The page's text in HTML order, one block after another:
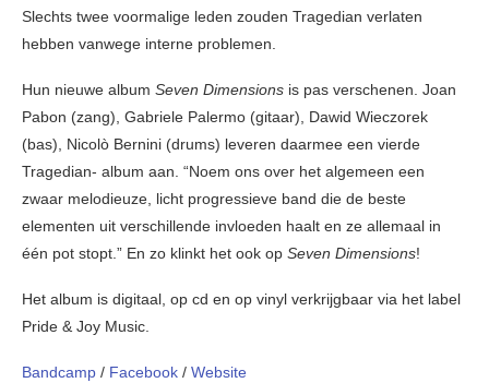
Slechts twee voormalige leden zouden Tragedian verlaten
hebben vanwege interne problemen.
Hun nieuwe album Seven Dimensions is pas verschenen. Joan
Pabon (zang), Gabriele Palermo (gitaar), Dawid Wieczorek
(bas), Nicolò Bernini (drums) leveren daarmee een vierde
Tragedian- album aan. “Noem ons over het algemeen een
zwaar melodieuze, licht progressieve band die de beste
elementen uit verschillende invloeden haalt en ze allemaal in
één pot stopt.” En zo klinkt het ook op Seven Dimensions!
Het album is digitaal, op cd en op vinyl verkrijgbaar via het label
Pride & Joy Music.
Bandcamp / Facebook / Website